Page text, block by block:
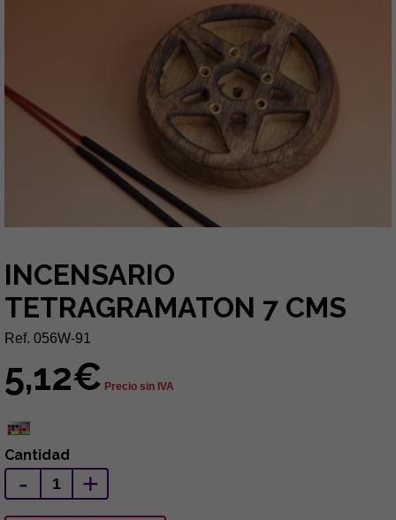
INCENSARIO
TETRAGRAMATON 7 CMS
Ref. 056W-91
5,12€ Precio sin IVA
Cantidad
- +